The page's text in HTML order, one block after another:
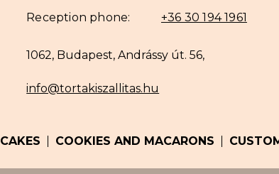
Reception phone: +36 30 194 1961
1062, Budapest, Andrássy út. 56,
info@tortakiszallitas.hu
CAKES COOKIES AND MACARONS